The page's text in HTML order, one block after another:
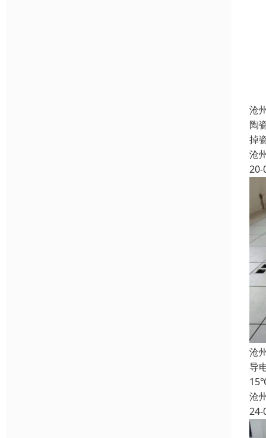
沧
陶
掉
沧
20-
沧
导
沧
24-